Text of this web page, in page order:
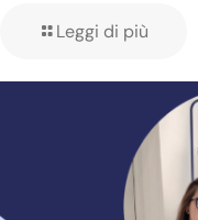
Leggi di più